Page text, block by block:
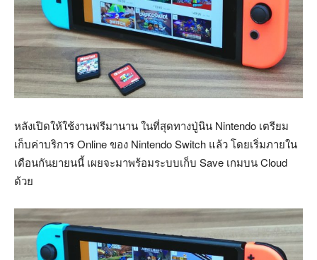
หลังเปิดให้ใช้งานฟรีมานาน ในที่สุดทางปู่นิน Nintendo เตรียม
เก็บค่าบริการ Online ของ Nintendo Switch แล้ว โดยเริ่มภายใน
เดือนกันยายนนี้ เผยจะมาพร้อมระบบเก็บ Save เกมบน Cloud
ด้วย